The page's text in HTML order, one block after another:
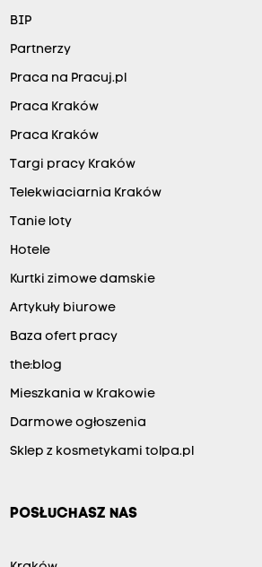
BIP
Partnerzy
Praca na Pracuj.pl
Praca Kraków
Praca Kraków
Targi pracy Kraków
Telekwiaciarnia Kraków
Tanie loty
Hotele
Kurtki zimowe damskie
Artykuły biurowe
Baza ofert pracy
the:blog
Mieszkania w Krakowie
Darmowe ogłoszenia
Sklep z kosmetykami tolpa.pl
POSŁUCHASZ NAS